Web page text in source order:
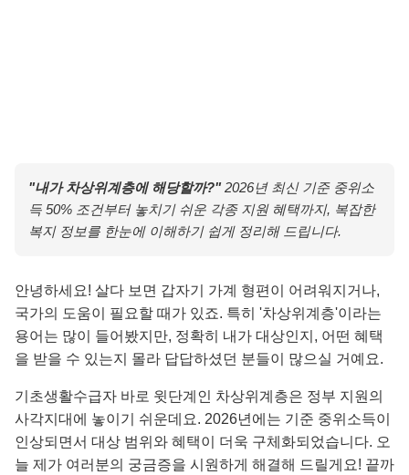
"내가 차상위계층에 해당할까?"2026년 최신 기준 중위소
득 50% 조건부터 놓치기 쉬운 각종 지원 혜택까지, 복잡한
복지 정보를 한눈에 이해하기 쉽게 정리해 드립니다.
안녕하세요! 살다 보면 갑자기 가계 형편이 어려워지거나,
국가의 도움이 필요할 때가 있죠. 특히 '차상위계층'이라는
용어는 많이 들어봤지만, 정확히 내가 대상인지, 어떤 혜택
을 받을 수 있는지 몰라 답답하셨던 분들이 많으실 거예요.
기초생활수급자 바로 윗단계인 차상위계층은 정부 지원의
사각지대에 놓이기 쉬운데요. 2026년에는 기준 중위소득이
인상되면서 대상 범위와 혜택이 더욱 구체화되었습니다. 오
늘 제가 여러분의 궁금증을 시원하게 해결해 드릴게요! 끝까